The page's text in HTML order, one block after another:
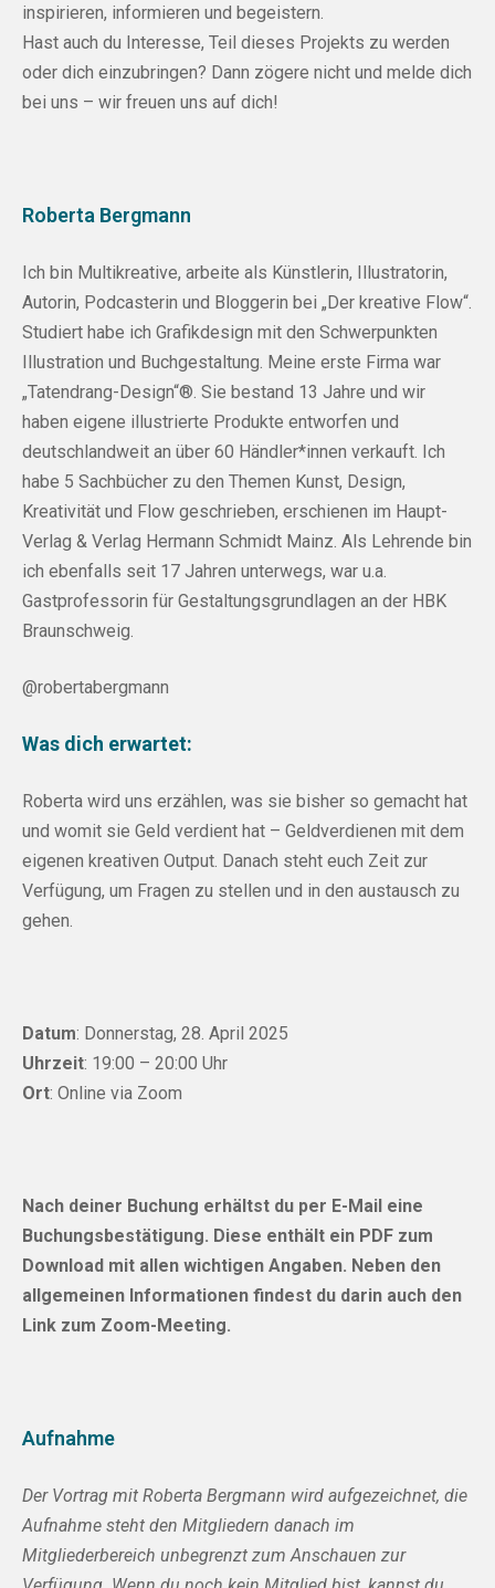
inspirieren, informieren und begeistern.
Hast auch du Interesse, Teil dieses Projekts zu werden
oder dich einzubringen? Dann zögere nicht und melde dich
bei uns – wir freuen uns auf dich!
Roberta Bergmann
Ich bin Multikreative, arbeite als Künstlerin, Illustratorin,
Autorin, Podcasterin und Bloggerin bei „Der kreative Flow“.
Studiert habe ich Grafikdesign mit den Schwerpunkten
Illustration und Buchgestaltung. Meine erste Firma war
„Tatendrang-Design“®. Sie bestand 13 Jahre und wir
haben eigene illustrierte Produkte entworfen und
deutschlandweit an über 60 Händler*innen verkauft. Ich
habe 5 Sachbücher zu den Themen Kunst, Design,
Kreativität und Flow geschrieben, erschienen im Haupt-
Verlag & Verlag Hermann Schmidt Mainz. Als Lehrende bin
ich ebenfalls seit 17 Jahren unterwegs, war u.a.
Gastprofessorin für Gestaltungsgrundlagen an der HBK
Braunschweig.
@robertabergmann
Was dich erwartet:
Roberta wird uns erzählen, was sie bisher so gemacht hat
und womit sie Geld verdient hat – Geldverdienen mit dem
eigenen kreativen Output. Danach steht euch Zeit zur
Verfügung, um Fragen zu stellen und in den austausch zu
gehen.
Datum: Donnerstag, 28. April 2025
Uhrzeit: 19:00 – 20:00 Uhr
Ort: Online via Zoom
Nach deiner Buchung erhältst du per E-Mail eine
Buchungsbestätigung. Diese enthält ein PDF zum
Download mit allen wichtigen Angaben. Neben den
allgemeinen Informationen findest du darin auch den
Link zum Zoom-Meeting.
Aufnahme
Der Vortrag mit Roberta Bergmann wird aufgezeichnet, die
Aufnahme steht den Mitgliedern danach im
Mitgliederbereich unbegrenzt zum Anschauen zur